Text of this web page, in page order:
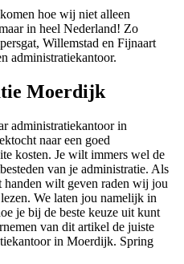
hoe wij niet alleen
in heel Nederland! Zo
Willemstad en Fijnaart
administratiekantoor.
Moerdijk
administratiekantoor in
naar een goed
kosten. Je wilt immers wel de
van je administratie. Als
wilt geven raden wij jou
We laten jou namelijk in
je bij de beste keuze uit kunt
van dit artikel de juiste
in Moerdijk. Spring